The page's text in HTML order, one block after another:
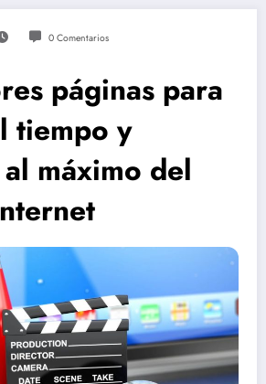
0 Comentarios
páginas para
tiempo y
máximo del